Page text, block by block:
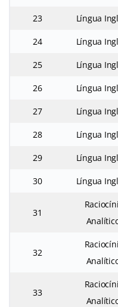
23 Língua
24 Língua
25 Língua
26 Língua
27 Língua
28 Língua
29 Língua
30 Língua
31
32
33